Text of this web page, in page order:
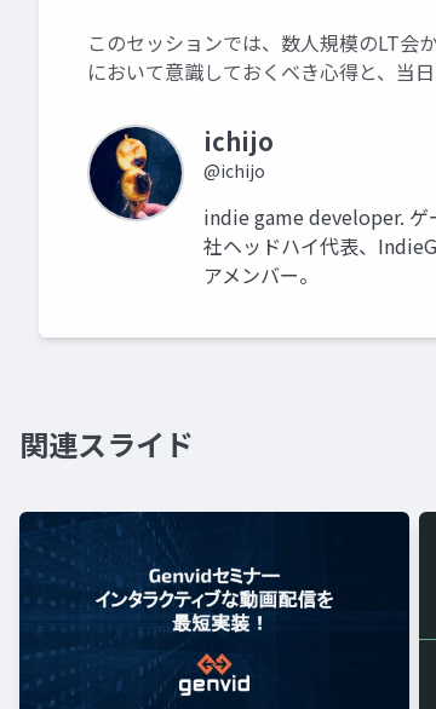
このセッションでは、数人規模のLT会
において意識しておくべき心得と、当
ichijo
@ichijo
indie game developer. ゲ
社ヘッドハイ代表、
アメンバー。
関連スライド